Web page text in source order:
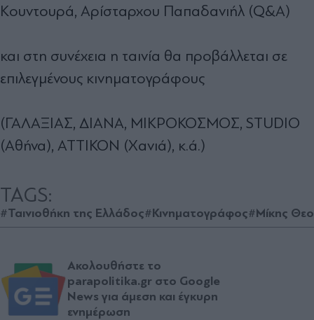
Κουντουρά, Αρίσταρχου Παπαδανιήλ (Q&A)
και στη συνέχεια η ταινία θα προβάλλεται σε
επιλεγμένους κινηματογράφους
(ΓΑΛΑΞΙΑΣ, ΔΙΑΝΑ, ΜΙΚΡΟΚΟΣΜΟΣ, STUDIO
(Αθήνα), ΑΤΤΙΚΟΝ (Χανιά), κ.ά.)
TAGS:
#Ταινιοθήκη της Ελλάδος#Κινηματογράφος#Μίκης
Ακολουθήστε το
parapolitika.gr στο Google
News για άμεση και έγκυρη
ενημέρωση